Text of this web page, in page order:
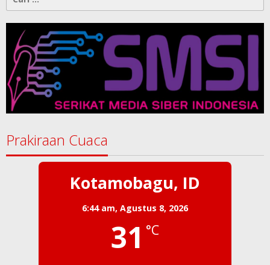
untuk:
Prakiraan Cuaca
Kotamobagu, ID
6:44 am, Agustus 8, 2026
31 °C